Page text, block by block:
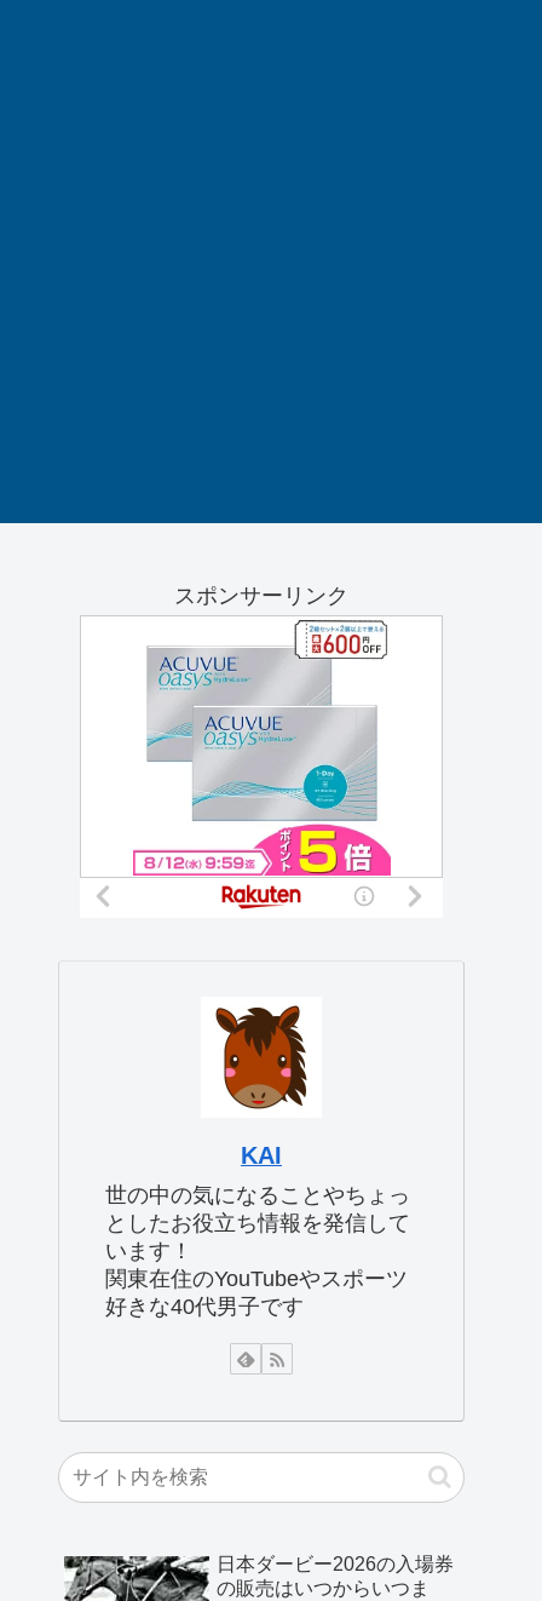
スポンサーリンク
KAI
世の中の気になることやちょっ
としたお役立ち情報を発信して
います！
関東在住のYouTubeやスポーツ
好きな40代男子です
日本ダービー2026の入場券
の販売はいつからいつま